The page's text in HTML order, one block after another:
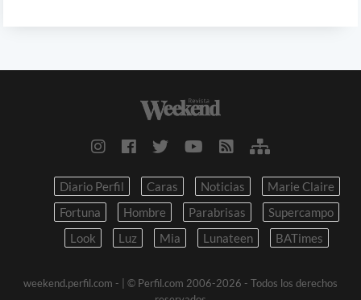
Diario Perfil Caras Noticias
Marie Claire
Fortuna
Hombre Parabrisas
Supercampo
Look
Luz Mia Lunateen BATimes
weekend.perfil.com -
| © Perfil.com 2006-2026 - Todos los derechos